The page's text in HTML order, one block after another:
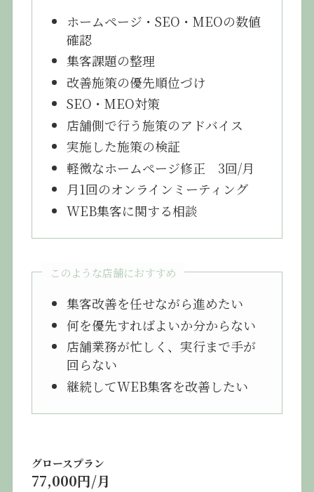
ホームページ・SEO・MEOの数値
確認
集客課題の整理
改善施策の優先順位づけ
SEO・MEO対策
店舗側で行う施策のアドバイス
実施した施策の検証
軽微なホームページ修正 3回/月
月1回のオンラインミーティング
WEB集客に関する相談
このような店舗におすすめ
集客改善を任せながら進めたい
何を優先すればよいか分からない
店舗業務が忙しく、実行まで手が
回らない
継続してWEB集客を改善したい
グロースプラン
77,000円/月